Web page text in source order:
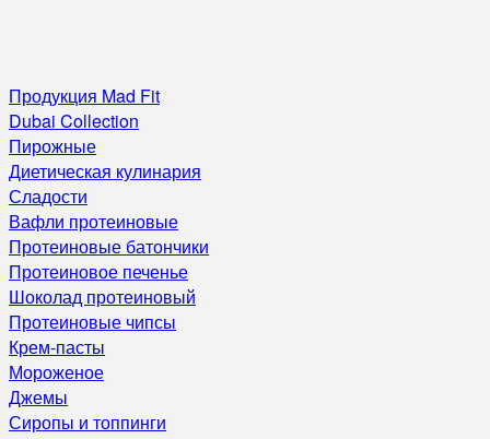
Продукция Mad Fit
Dubai Collection
Пирожные
Диетическая кулинария
Сладости
Вафли протеиновые
Протеиновые батончики
Протеиновое печенье
Шоколад протеиновый
Протеиновые чипсы
Крем-пасты
Мороженое
Джемы
Сиропы и топпинги